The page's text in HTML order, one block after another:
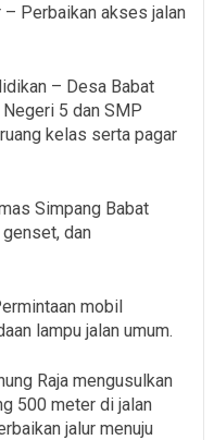
Perbaikan akses jalan
– Desa Babat
5 dan SMP
kelas serta pagar
Simpang Babat
dan
mobil
lampu jalan umum.
Raja mengusulkan
500 meter di jalan
jalur menuju